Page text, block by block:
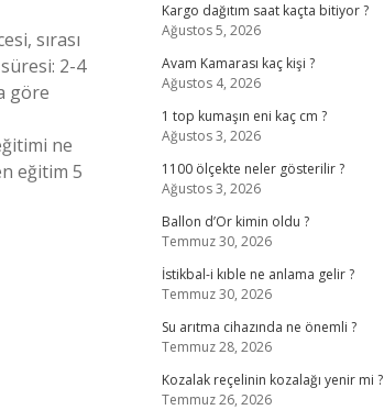
sırası
2-4
göre
ne
eğitim 5
Kargo dağıtım saat kaçta bitiyor ?
Ağustos 5, 2026
Avam Kamarası kaç kişi ?
Ağustos 4, 2026
1 top kumaşın eni kaç cm ?
Ağustos 3, 2026
1100 ölçekte neler gösterilir ?
Ağustos 3, 2026
Ballon d’Or kimin oldu ?
Temmuz 30, 2026
İstikbal-i kıble ne anlama gelir ?
Temmuz 30, 2026
Su arıtma cihazında ne önemli ?
Temmuz 28, 2026
Kozalak reçelinin kozalağı yenir mi ?
Temmuz 26, 2026